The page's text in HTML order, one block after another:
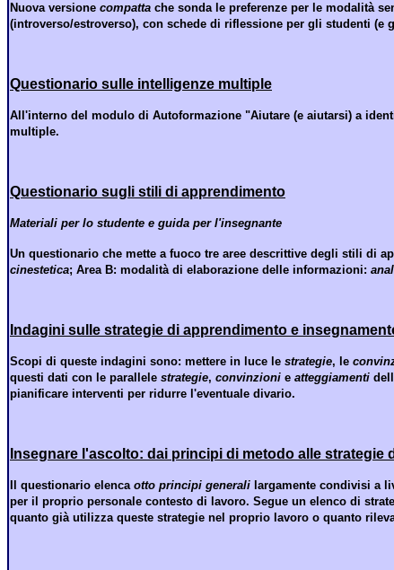
Nuova versione compatta che sonda le preferenze per le modalità
(introverso/estroverso), con schede di riflessione per gli studenti (e
Questionario sulle intelligenze multiple
All'interno del modulo di Autoformazione "Aiutare (e aiutarsi) a
multiple.
Questionario sugli stili di apprendimento
Materiali per lo studente e guida per l'insegnante
Un questionario che mette a fuoco tre aree descrittive degli stili di
cinestetica; Area B: modalità di elaborazione delle informazioni:
Indagini sulle strategie di apprendimento e
Scopi di queste indagini sono: mettere in luce le strategie, le
questi dati con le parallele strategie, convinzioni e atteggiamenti
pianificare interventi per ridurre l'eventuale divario.
Insegnare l'ascolto: dai principi di metodo alle strategie
Il questionario elenca otto principi generali largamente condivisi a
per il proprio personale contesto di lavoro. Segue un elenco di
quanto già utilizza queste strategie nel proprio lavoro o quanto